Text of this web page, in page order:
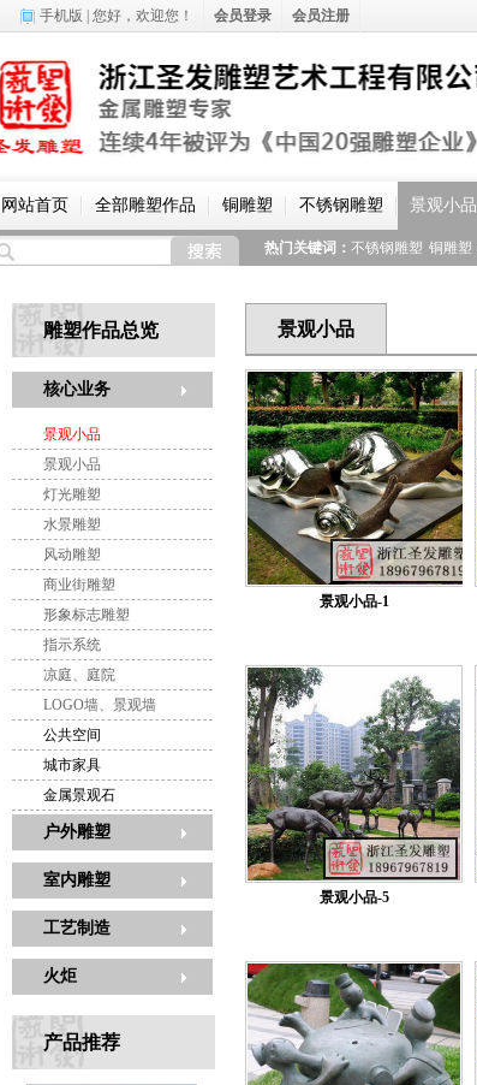
网站首页 全部雕塑作品 铜雕塑 不锈钢雕塑 景观小品
热门关键词： 不锈钢雕塑 铜雕塑
雕塑作品总览
核心业务
景观小品
景观小品
灯光雕塑
水景雕塑
风动雕塑
商业街雕塑
形象标志雕塑
指示系统
凉庭、庭院
LOGO墙、景观墙
公共空间
城市家具
金属景观石
户外雕塑
室内雕塑
工艺制造
火炬
产品推荐
景观小品
景观小品-1
景观小品-5
手机版 | 您好， 欢迎您！ 会员登录 会员注册